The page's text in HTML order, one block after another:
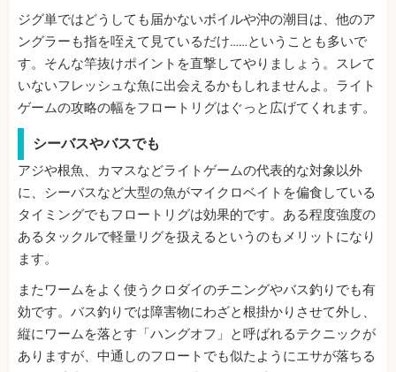
ジグ単ではどうしても届かないボイルや沖の潮目は、他のア
ングラーも指を咥えて見ているだけ……ということも多いで
す。そんな竿抜けポイントを直撃してやりましょう。スレて
いないフレッシュな魚に出会えるかもしれませんよ。ライト
ゲームの攻略の幅をフロートリグはぐっと広げてくれます。
シーバスやバスでも
アジや根魚、カマスなどライトゲームの代表的な対象以外
に、シーバスなど大型の魚がマイクロベイトを偏食している
タイミングでもフロートリグは効果的です。ある程度強度の
あるタックルで軽量リグを扱えるというのもメリットになり
ます。
またワームをよく使うクロダイのチニングやバス釣りでも有
効です。バス釣りでは障害物にわざと根掛かりさせて外し、
縦にワームを落とす「ハングオフ」と呼ばれるテクニックが
ありますが、中通しのフロートでも似たようにエサが落ちる